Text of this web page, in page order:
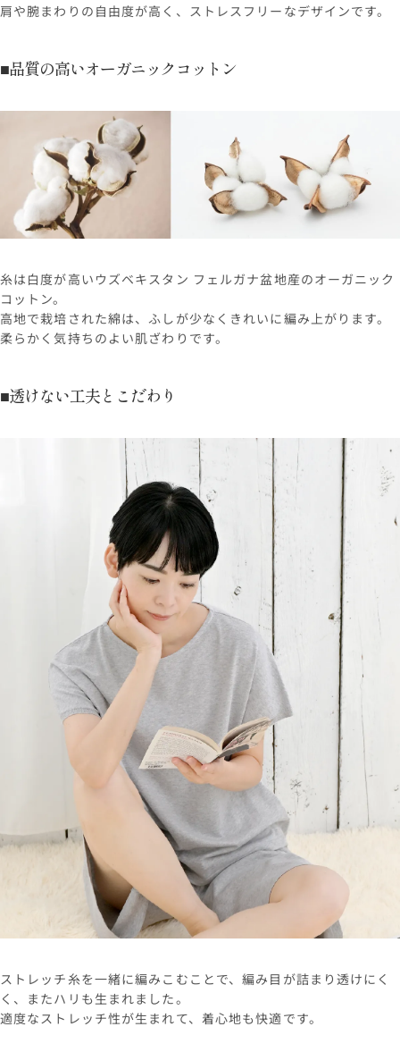
肩や腕まわりの自由度が高く、ストレスフリーなデザインです。
■品質の高いオーガニックコットン
糸は白度が高いウズベキスタン フェルガナ盆地産のオーガニック
コットン。
高地で栽培された綿は、ふしが少なくきれいに編み上がります。
柔らかく気持ちのよい肌ざわりです。
■透けない工夫とこだわり
ストレッチ糸を一緒に編みこむことで、編み目が詰まり透けにく
く、またハリも生まれました。
適度なストレッチ性が生まれて、着心地も快適です。